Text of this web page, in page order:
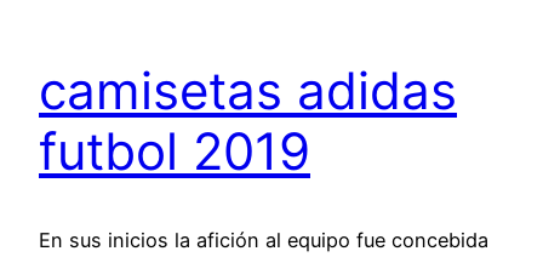
camisetas adidas
futbol 2019
En sus inicios la afición al equipo fue concebida